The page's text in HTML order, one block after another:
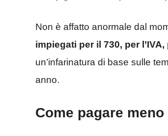
Non è affatto anormale dal
impiegati per il 730, per l’IVA,
un’infarinatura di base sulle
anno.
Come pagare